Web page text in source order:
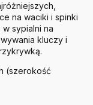
na waciki i spinki
w sypialni na
kluczy i
(szerokość